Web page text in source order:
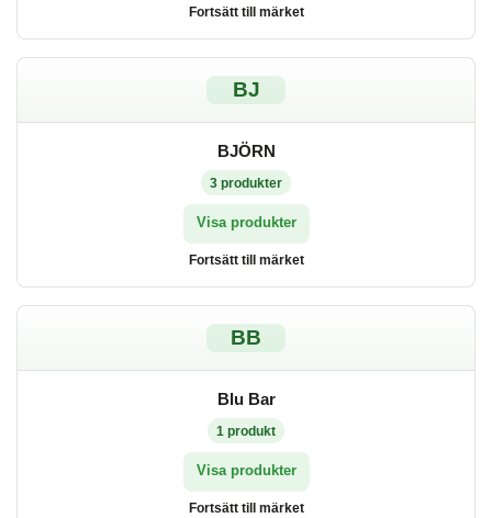
Fortsätt till märket
BJ
BJÖRN
3 produkter
Visa produkter
Fortsätt till märket
BB
Blu Bar
1 produkt
Visa produkter
Fortsätt till märket